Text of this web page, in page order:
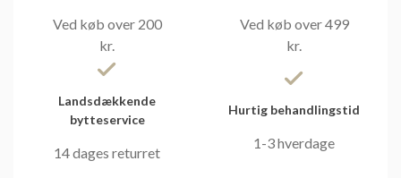
Ved køb over 200
kr.
Ved køb over 499
kr.
Landsdækkende
bytteservice
14 dages returret
Hurtig behandlingstid
1-3 hverdage